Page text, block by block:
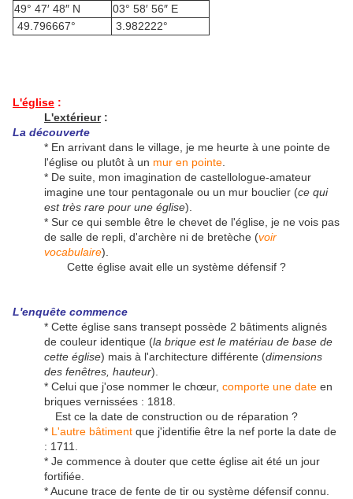
49° 47′ 48″ N
03° 58′ 56″ E
49.796667°
3.982222°
L'église :
L'extérieur:
La découverte
* En arrivant dans le village, je me heurte à une pointe de
l'église ou plutôt à un mur en pointe
* De suite, mon imagination de castellologue-amateur
imagine une tour pentagonale ou un mur bouclier (ce qui
est très rare pour une église).
* Sur ce qui semble être le chevet de l'église, je ne vois pas
de salle de repli, d'archère ni de bretèche (voir
vocabulaire).
Cette église avait elle un système défensif ?
L'enquête commence
* Cette église sans transept possède 2 bâtiments alignés
de couleur identique (la brique est le matériau de base de
cette église) mais à l'architecture différente (dimensions
des fenêtres, hauteur).
* Celui que j'ose nommer le chœur, comporte une date en
briques vernissées : 1818.
Est ce la date de construction ou de réparation ?
* L'autre bâtiment que j'identifie être la nef porte la date de
: 1711.
* Je commence à douter que cette église ait été un jour
fortifiée.
* Aucune trace de fente de tir ou système défensif connu.